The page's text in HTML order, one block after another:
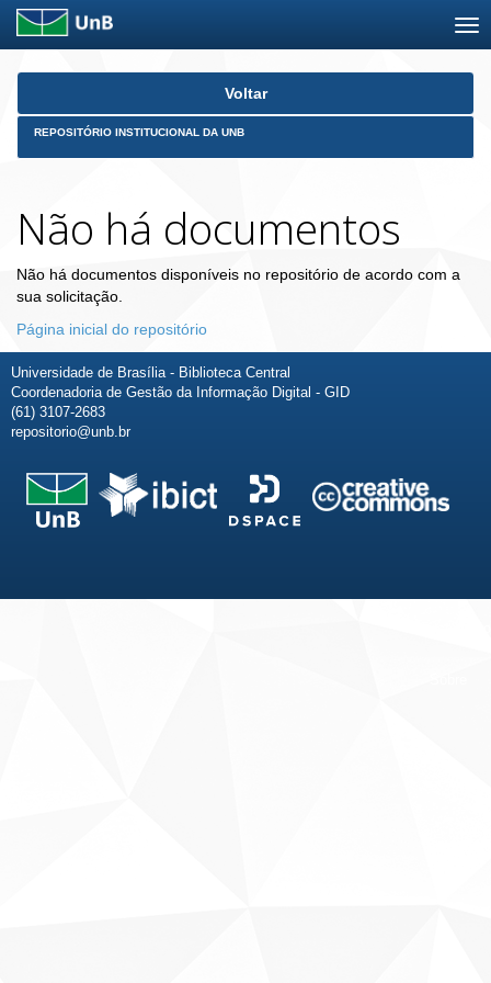
Skip
Voltar
REPOSITÓRIO INSTITUCIONAL DA UNB
Não há documentos
Não há documentos disponíveis no repositório de acordo com a
sua solicitação.
Página inicial do repositório
Universidade de Brasília - Biblioteca Central
Coordenadoria de Gestão da Informação Digital - GID
(61) 3107-2683
repositorio@unb.br